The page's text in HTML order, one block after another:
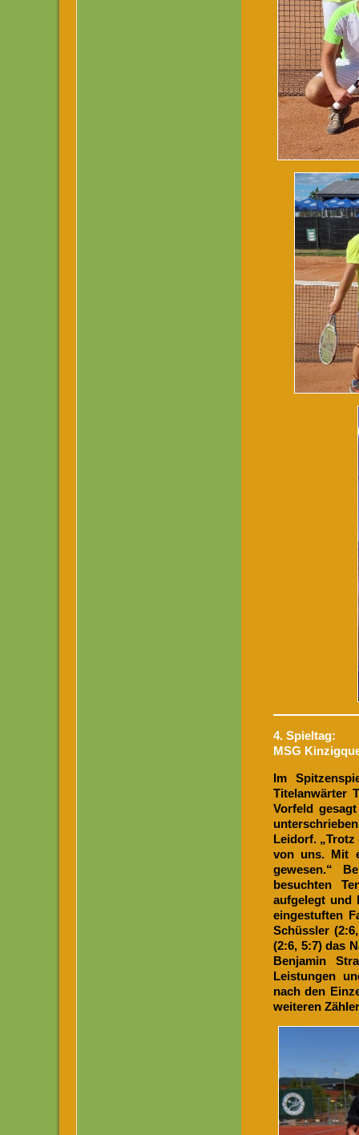
4. Spieltag:
MSG
Im
Titelanwärter
Vorfeld
Leidorf.
von uns. Mit
gewesen.“
besuchten
aufgelegt und
eingestuften
Schüssler
(2:6, 5:7) das
Benjamin
Leistungen
nach den
weiteren